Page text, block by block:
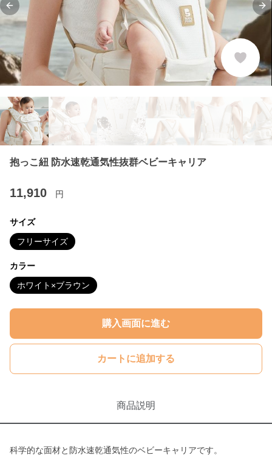
Previous slide
抱っこ紐 防水速乾通気性抜群ベビーキャリア
11,910 円
サイズ
フリーサイズ
カラー
ホワイト×ブラウン
購入画面に進む
カートに追加する
商品説明
科学的な面材と防水速乾通気性のベビーキャリアです。